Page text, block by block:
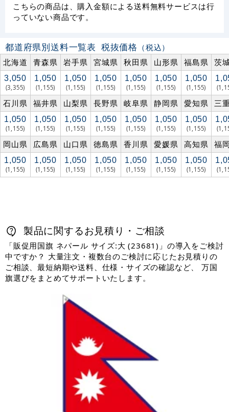
こちらの商品は、購入金額による送料無料サービスは行
っていない商品です。
都道府県別送料一覧表 税抜価格 （税込）
北海道
青森県 岩手県 宮城県 秋田県 山形県 福島県 茨
3,050
(3,355)
1,050
(1,155)
1,050
(1,155)
1,050
(1,155)
1,050
(1,155)
1,050
(1,155)
1,050
(1,155)
石川県 福井県 山梨県 長野県 岐阜県 静岡県 愛知県 三
1,050
(1,155)
1,050
(1,155)
1,050
(1,155)
1,050
(1,155)
1,050
(1,155)
1,050
(1,155)
1,050
(1,155)
岡山県 広島県 山口県 徳島県 香川県 愛媛県 高知県 福
1,050
(1,155)
1,050
(1,155)
1,050
(1,155)
1,050
(1,155)
1,050
(1,155)
1,050
(1,155)
1,050
(1,155)
製品に関するお見積り・ご相談
「販促用国旗 ネパール サイズ:大 (23681)」の導入をご検討
中ですか？ 大量注文・複数台のご検討に応じたお見積りの
ご相談、最短納期や送料、仕様・サイズの確認など、 万国
旗選びをまとめてサポートいたします。